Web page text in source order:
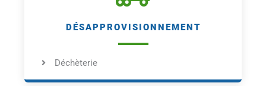
DÉSAPPROVISIONNEMENT
Déchèterie